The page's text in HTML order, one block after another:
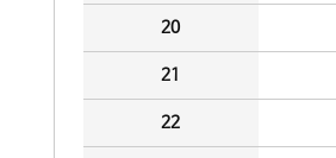
20
21
22